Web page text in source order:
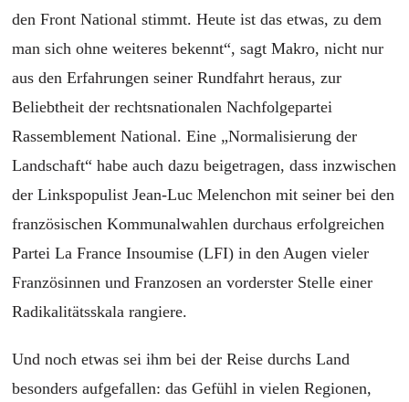
den Front National stimmt. Heute ist das etwas, zu dem
man sich ohne weiteres bekennt“, sagt Makro, nicht nur
aus den Erfahrungen seiner Rundfahrt heraus, zur
Beliebtheit der rechtsnationalen Nachfolgepartei
Rassemblement National. Eine „Normalisierung der
Landschaft“ habe auch dazu beigetragen, dass inzwischen
der Linkspopulist Jean-Luc Melenchon mit seiner bei den
französischen Kommunalwahlen durchaus erfolgreichen
Partei La France Insoumise (LFI) in den Augen vieler
Französinnen und Franzosen an vorderster Stelle einer
Radikalitätsskala rangiere.
Und noch etwas sei ihm bei der Reise durchs Land
besonders aufgefallen: das Gefühl in vielen Regionen,